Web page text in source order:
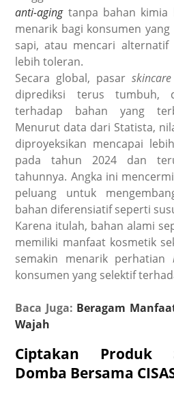
anti-agingtanpa bahan kimia
menarik bagi konsumen
sapi, atau mencari alternatif
lebih toleran.
Secara global, pasar skincare
diprediksi terus tumbuh,
terhadap bahan yang
Menurut data dari Statista,
diproyeksikan mencapai
pada tahun 2024 dan
tahunnya. Angka ini
peluang untuk
bahan diferensiatif seperti
Karena itulah, bahan alami
memiliki manfaat kosmetik
semakin menarik perhatian
konsumen yang selektif
Baca Juga: Beragam
Wajah
Ciptakan Produk
Domba Bersama